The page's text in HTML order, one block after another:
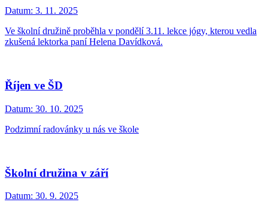
Datum: 3. 11. 2025
Ve školní družině proběhla v pondělí 3.11. lekce jógy, kterou vedla
zkušená lektorka paní Helena Davídková.
Říjen ve ŠD
Datum: 30. 10. 2025
Podzimní radovánky u nás ve škole
Školní družina v září
Datum: 30. 9. 2025